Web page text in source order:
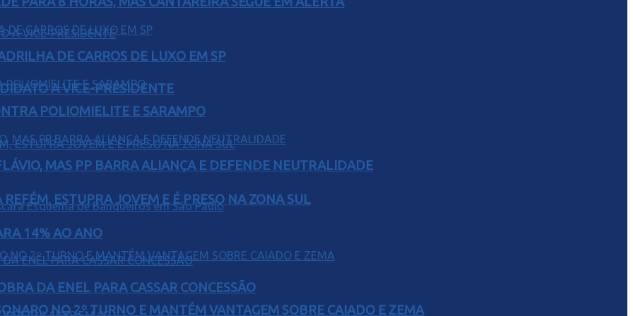
A VICE-PRESIDENTE
ESTUPRA JOVEM E É PRESO NA ZONA SUL
NO 2º TURNO E MANTÉM VANTAGEM SOBRE CAIADO E ZEMA
DE CARROS DE LUXO EM SP
POLIOMIELITE E SARAMPO
MAS PP BARRA ALIANÇA E DEFENDE NEUTRALIDADE
14% AO ANO
DA ENEL PARA CASSAR CONCESSÃO